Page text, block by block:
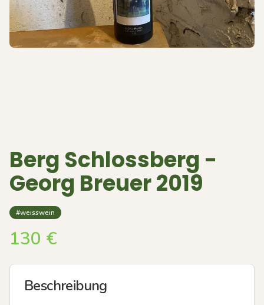
Berg Schlossberg -
Georg Breuer 2019
#weisswein
130 €
Beschreibung